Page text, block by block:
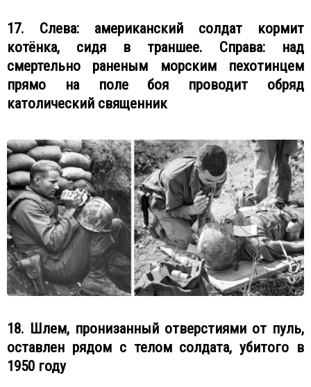
17. Слева: американский солдат кормит
котёнка, сидя в траншее. Справа: над
смертельно раненым морским пехотинцем
прямо на поле боя проводит обряд
католический священник
18. Шлем, пронизанный отверстиями от пуль,
оставлен рядом с телом солдата, убитого в
1950 году